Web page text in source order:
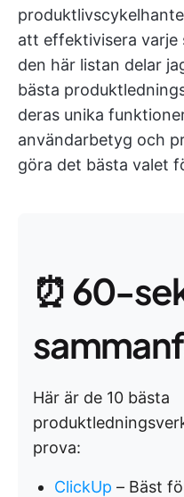
att effektivisera varje
den här listan delar
bästa
deras unika
användarbetyg och
göra det bästa valet
⏰ 60-
Här är de 10 bästa
prova:
ClickUp – Bäst